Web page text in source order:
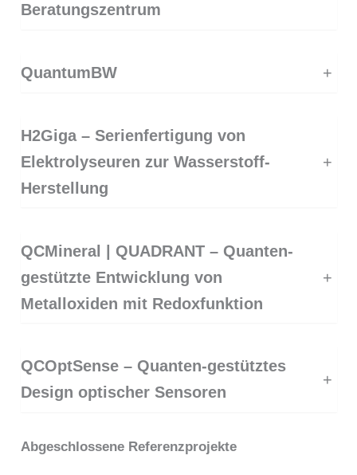
Beratungszentrum
QuantumBW +
H2Giga – Serienfertigung von
Elektrolyseuren zur Wasserstoff-
Herstellung
+
QCMineral | QUADRANT – Quanten-
gestützte Entwicklung von
Metalloxiden mit Redoxfunktion
+
QCOptSense – Quanten-gestütztes
Design optischer Sensoren
+
Abgeschlossene Referenzprojekte